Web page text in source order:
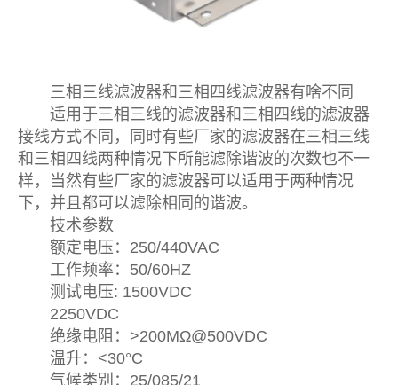
三相三线滤波器和三相四线滤波器有啥不同
适用于三相三线的滤波器和三相四线的滤波器
接线方式不同，同时有些厂家的滤波器在三相三线
和三相四线两种情况下所能滤除谐波的次数也不一
样，当然有些厂家的滤波器可以适用于两种情况
下，并且都可以滤除相同的谐波。
技术参数
额定电压：250/440VAC
工作频率：50/60HZ
测试电压: 1500VDC
2250VDC
绝缘电阻：>200MΩ@500VDC
温升：<30°C
气候类别：25/085/21